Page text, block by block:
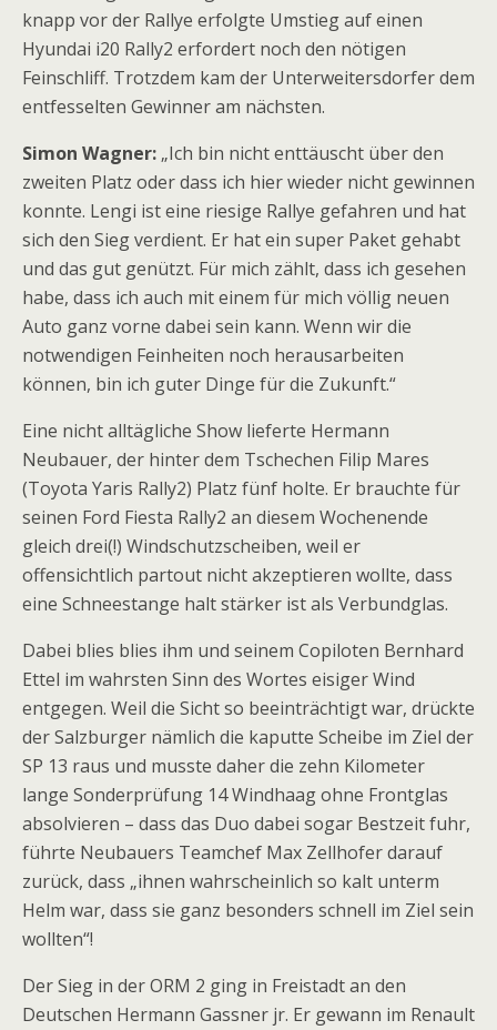
knapp vor der Rallye erfolgte Umstieg auf einen
Hyundai i20 Rally2 erfordert noch den nötigen
Feinschliff. Trotzdem kam der Unterweitersdorfer dem
entfesselten Gewinner am nächsten.
Simon Wagner: „Ich bin nicht enttäuscht über den
zweiten Platz oder dass ich hier wieder nicht gewinnen
konnte. Lengi ist eine riesige Rallye gefahren und hat
sich den Sieg verdient. Er hat ein super Paket gehabt
und das gut genützt. Für mich zählt, dass ich gesehen
habe, dass ich auch mit einem für mich völlig neuen
Auto ganz vorne dabei sein kann. Wenn wir die
notwendigen Feinheiten noch herausarbeiten
können, bin ich guter Dinge für die Zukunft.“
Eine nicht alltägliche Show lieferte Hermann
Neubauer, der hinter dem Tschechen Filip Mares
(Toyota Yaris Rally2) Platz fünf holte. Er brauchte für
seinen Ford Fiesta Rally2 an diesem Wochenende
gleich drei(!) Windschutzscheiben, weil er
offensichtlich partout nicht akzeptieren wollte, dass
eine Schneestange halt stärker ist als Verbundglas.
Dabei blies blies ihm und seinem Copiloten Bernhard
Ettel im wahrsten Sinn des Wortes eisiger Wind
entgegen. Weil die Sicht so beeinträchtigt war, drückte
der Salzburger nämlich die kaputte Scheibe im Ziel der
SP 13 raus und musste daher die zehn Kilometer
lange Sonderprüfung 14 Windhaag ohne Frontglas
absolvieren – dass das Duo dabei sogar Bestzeit fuhr,
führte Neubauers Teamchef Max Zellhofer darauf
zurück, dass „ihnen wahrscheinlich so kalt unterm
Helm war, dass sie ganz besonders schnell im Ziel sein
wollten“!
Der Sieg in der ORM 2 ging in Freistadt an den
Deutschen Hermann Gassner jr. Er gewann im Renault